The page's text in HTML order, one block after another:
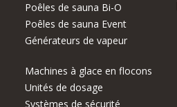
Poêles de sauna Bi-O
Poêles de sauna Event
Générateurs de vapeur
Machines à glace en flocons
Unités de dosage
Systèmes de sécurité